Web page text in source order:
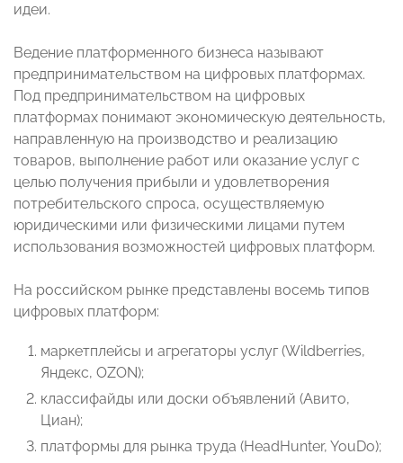
идеи.
Ведение платформенного бизнеса называют
предпринимательством на цифровых платформах.
Под предпринимательством на цифровых
платформах понимают экономическую деятельность,
направленную на производство и реализацию
товаров, выполнение работ или оказание услуг с
целью получения прибыли и удовлетворения
потребительского спроса, осуществляемую
юридическими или физическими лицами путем
использования возможностей цифровых платформ.
На российском рынке представлены восемь типов
цифровых платформ:
маркетплейсы и агрегаторы услуг (Wildberries,
Яндекс, OZON);
классифайды или доски объявлений (Авито,
Циан);
платформы для рынка труда (HeadHunter, YouDo);